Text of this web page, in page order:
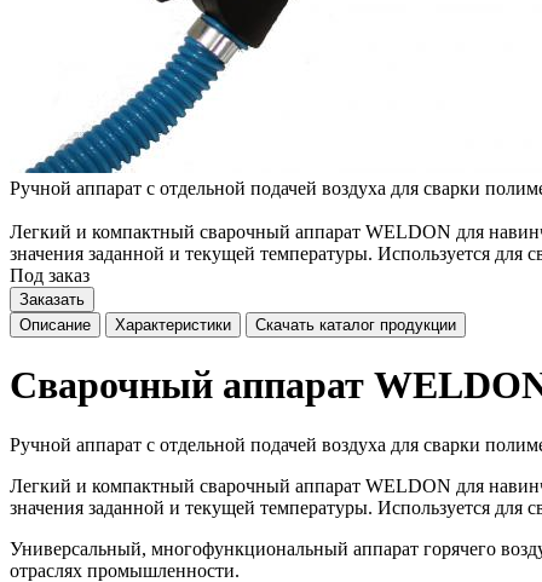
Ручной аппарат с отдельной подачей воздуха для сварки
Легкий и компактный сварочный аппарат WELDON для
значения заданной и текущей температуры. Используется для
Под заказ
Заказать
Описание
Характеристики Скачать каталог продукции
Сварочный аппарат
Ручной аппарат с отдельной подачей воздуха для сварки
Легкий и компактный сварочный аппарат WELDON для
значения заданной и текущей температуры. Используется для
Универсальный, многофункциональный аппарат горячего
отраслях промышленности.